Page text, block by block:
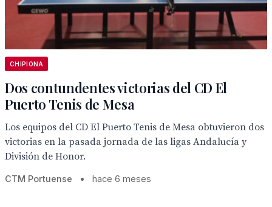
CHIPIONA
Dos contundentes victorias del CD El
Puerto Tenis de Mesa
Los equipos del CD El Puerto Tenis de Mesa obtuvieron dos
victorias en la pasada jornada de las ligas Andalucía y
División de Honor.
CTM Portuense • hace 6 meses